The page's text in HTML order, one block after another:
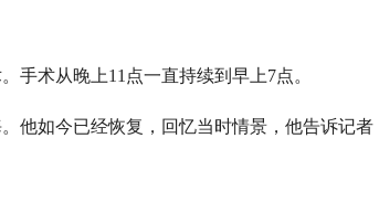
术从晚上11点一直持续到早上7点。
如今已经恢复，回忆当时情景，他告诉记者